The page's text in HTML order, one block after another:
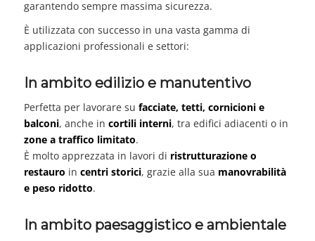
garantendo sempre massima sicurezza.
È utilizzata con successo in una vasta gamma di
applicazioni professionali e settori:
In ambito edilizio e manutentivo
Perfetta per lavorare su facciate, tetti, cornicioni e
balconi, anche in cortili interni, tra edifici adiacenti o in
zone a traffico limitato.
È molto apprezzata in lavori di ristrutturazione o
restauro in centri storici, grazie alla sua manovrabilità
e peso ridotto.
In ambito paesaggistico e ambientale